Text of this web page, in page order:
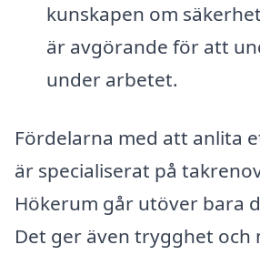
kunskapen om
är avgörande för att
under arbetet.
Fördelarna med att anlita
är specialiserat på
Hökerum går utöver bara
Det ger även trygghet och